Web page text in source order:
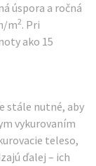
úspora a ročná
m2. Pri
ako 15
stále nutné, aby
vykurovaním
teleso,
ďalej – ich